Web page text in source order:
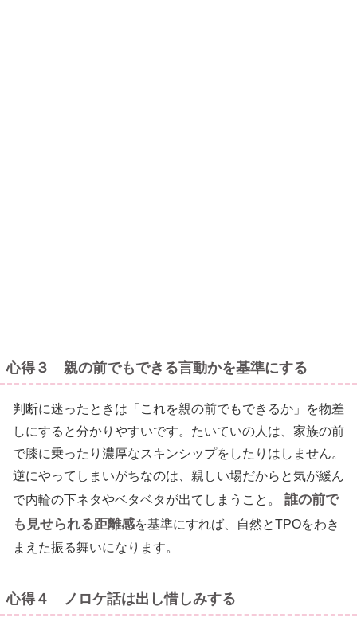
心得３ 親の前でもできる言動かを基準にする
判断に迷ったときは「これを親の前でもできるか」を物差
しにすると分かりやすいです。たいていの人は、家族の前
で膝に乗ったり濃厚なスキンシップをしたりはしません。
逆にやってしまいがちなのは、親しい場だからと気が緩ん
で内輪の下ネタやベタベタが出てしまうこと。
誰の前で
も見せられる距離感を基準にすれば、自然とTPOをわき
まえた振る舞いになります。
心得４ ノロケ話は出し惜しみする